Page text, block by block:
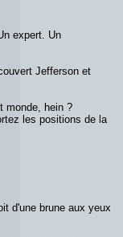
expert. Un
Jefferson et
monde, hein ?
les positions de la
d'une brune aux yeux